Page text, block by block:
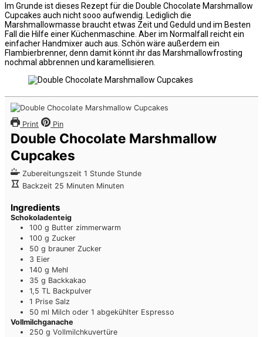
Im Grunde ist dieses Rezept für die Double Chocolate Marshmallow
Cupcakes auch nicht sooo aufwendig. Lediglich die
Marshmallowmasse braucht etwas Zeit und Geduld und im Besten
Fall die Hilfe einer Küchenmaschine. Aber im Normalfall reicht ein
einfacher Handmixer auch aus. Schön wäre außerdem ein
Flambierbrenner, denn damit könnt ihr das Marshmallowfrosting
nochmal abbrennen und karamellisieren.
Print Pin
Double Chocolate Marshmallow
Cupcakes
Zubereitungszeit 1 Stunde Stunde
Backzeit 25 Minuten Minuten
Ingredients
Schokoladenteig
100 g Butter zimmerwarm
100 g Zucker
50 g brauner Zucker
3 Eier
140 g Mehl
35 g Backkakao
1,5 TL Backpulver
1 Prise Salz
50 ml Milch oder 1 abgekühlter Espresso
Vollmilchganache
250 g Vollmilchkuvertüre